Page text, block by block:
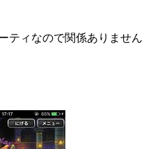
ティなので関係ありません